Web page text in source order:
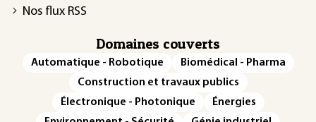
Nos flux RSS
Domaines couverts
Automatique - Robotique
Biomédical - Pharma
Construction et travaux publics
Électronique - Photonique
Énergies